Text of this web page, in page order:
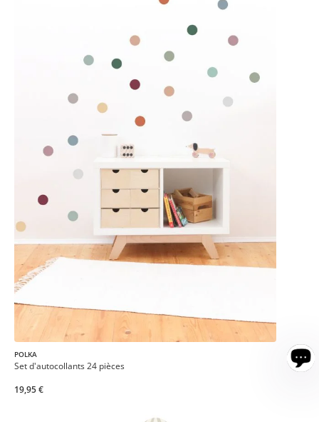
POLKA
Set d'autocollants 24 pièces
19,95 €